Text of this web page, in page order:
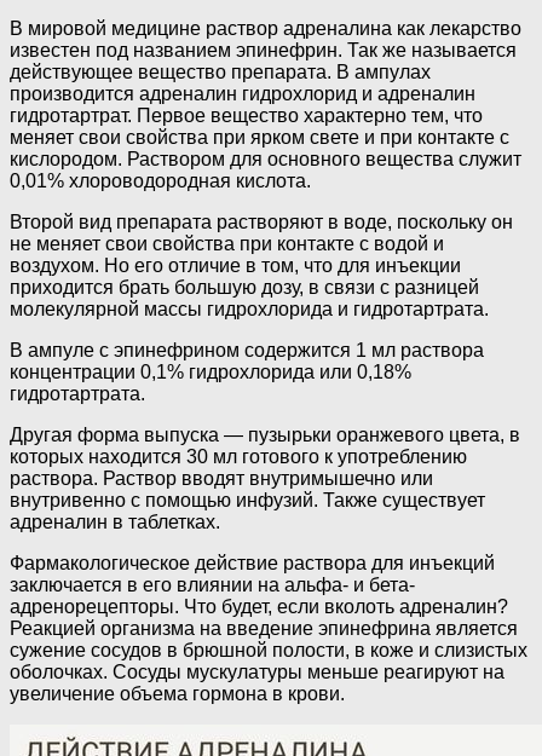
В мировой медицине раствор адреналина как лекарство
известен под названием эпинефрин. Так же называется
действующее вещество препарата. В ампулах
производится адреналин гидрохлорид и адреналин
гидротартрат. Первое вещество характерно тем, что
меняет свои свойства при ярком свете и при контакте с
кислородом. Раствором для основного вещества служит
0,01% хлороводородная кислота.
Второй вид препарата растворяют в воде, поскольку он
не меняет свои свойства при контакте с водой и
воздухом. Но его отличие в том, что для инъекции
приходится брать большую дозу, в связи с разницей
молекулярной массы гидрохлорида и гидротартрата.
В ампуле с эпинефрином содержится 1 мл раствора
концентрации 0,1% гидрохлорида или 0,18%
гидротартрата.
Другая форма выпуска — пузырьки оранжевого цвета, в
которых находится 30 мл готового к употреблению
раствора. Раствор вводят внутримышечно или
внутривенно с помощью инфузий. Также существует
адреналин в таблетках.
Фармакологическое действие раствора для инъекций
заключается в его влиянии на альфа- и бета-
адренорецепторы. Что будет, если вколоть адреналин?
Реакцией организма на введение эпинефрина является
сужение сосудов в брюшной полости, в коже и слизистых
оболочках. Сосуды мускулатуры меньше реагируют на
увеличение объема гормона в крови.